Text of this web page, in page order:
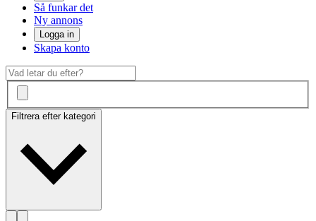
Så funkar det
Ny annons
Logga in
Skapa konto
Filtrera efter kategori